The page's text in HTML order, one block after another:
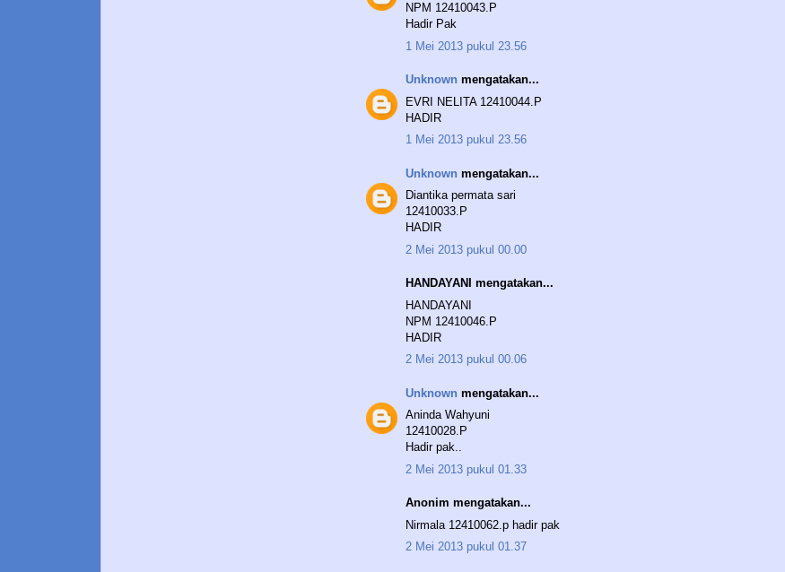
NPM 12410043.P
Hadir Pak
1 Mei 2013 pukul 23.56
Unknown mengatakan...
EVRI NELITA 12410044.P
HADIR
1 Mei 2013 pukul 23.56
Unknown mengatakan...
Diantika permata sari
12410033.P
HADIR
2 Mei 2013 pukul 00.00
HANDAYANI mengatakan...
HANDAYANI
NPM 12410046.P
HADIR
2 Mei 2013 pukul 00.06
Unknown mengatakan...
Aninda Wahyuni
12410028.P
Hadir pak..
2 Mei 2013 pukul 01.33
Anonim mengatakan...
Nirmala 12410062.p hadir pak
2 Mei 2013 pukul 01.37